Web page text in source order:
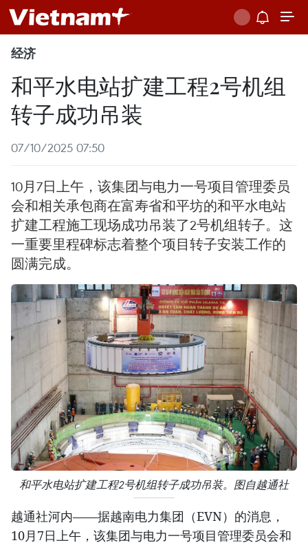
经济
和平水电站扩建工程2号机组
转子成功吊装
07/10/2025 07:50
10月7日上午，该集团与电力一号项目管理委员
会和相关承包商在富寿省和平坊的和平水电站
扩建工程施工现场成功吊装了2号机组转子。这
一重要里程碑标志着整个项目转子安装工作的
圆满完成。
和平水电站扩建工程2号机组转子成功吊装。图自越通社
越通社河内——据越南电力集团（EVN）的消息，
10月7日上午，该集团与电力一号项目管理委员会和